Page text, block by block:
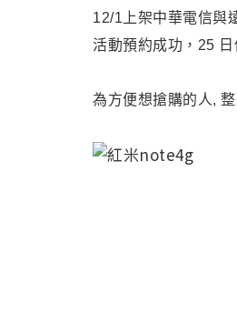
12/1上架中華電信與
活動預約成功，25
為方便想搶購的人,